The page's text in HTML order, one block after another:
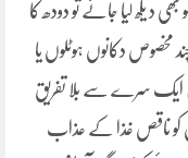
د یکھ لیا جائے تو دودھ کا
مخصوص دکانوں ہوٹلوں یا
ایک سرے سے بلا تفریق
کو ناقص غذا کے عذاب